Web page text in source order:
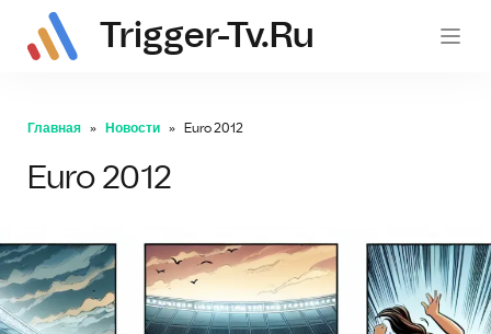
Trigger-Tv.ru
Главная Новости Euro 2012
Euro 2012